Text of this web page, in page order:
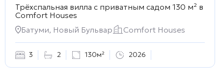
Трёхспальная вилла с приватным садом 130 м² в
Comfort Houses
Батуми, Новый Бульвар
Comfort Houses
3 2 130м² 2026